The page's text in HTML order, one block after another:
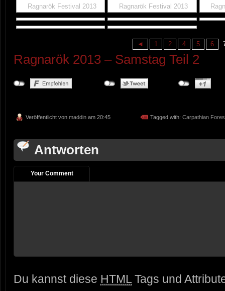
Ragnarök Festival 2013
Ragnarök Festival 2013
◄ 1 2 4 5 6
Ragnarök 2013 – Samstag Teil 2
Veröffentlicht von maddin am 20:45 Tagged with: Carpathian
Antworten
Your Comment
Du kannst diese HTML Tags und